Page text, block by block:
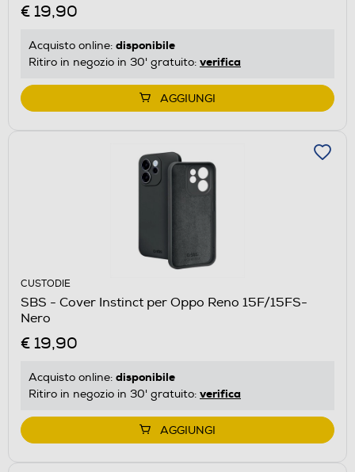
€ 19,90
Acquisto online: disponibile
Ritiro in negozio in 30' gratuito: verifica
AGGIUNGI
CUSTODIE
SBS - Cover Instinct per Oppo Reno 15F/15FS-
Nero
€ 19,90
Acquisto online: disponibile
Ritiro in negozio in 30' gratuito: verifica
AGGIUNGI